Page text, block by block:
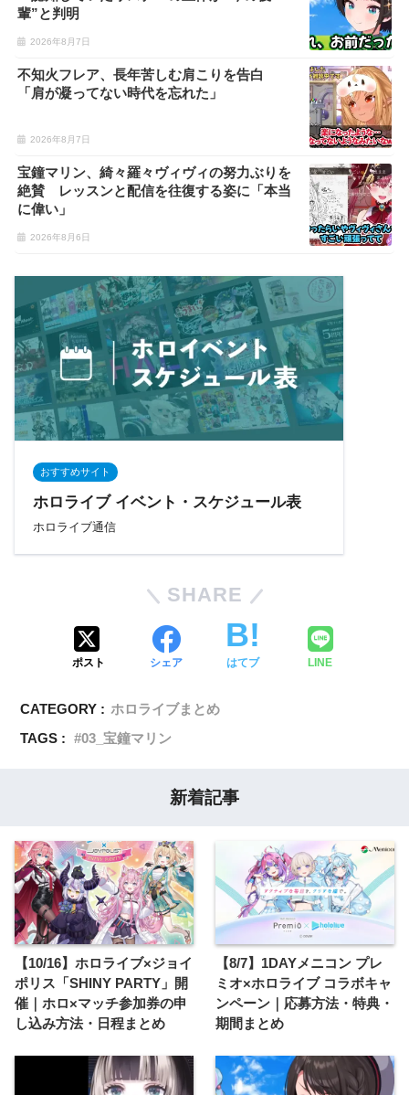
2026年8月7日
輩”と判明
2026年8月7日
不知火フレア、長年苦しむ肩こりを告白
「肩が凝ってない時代を忘れた」
2026年8月6日
宝鐘マリン、綺々羅々ヴィヴィの努力ぶりを
絶賛 レッスンと配信を往復する姿に「本当
に偉い」
おすすめサイト
ホロライブ イベント・スケジュール表
ホロライブ通信
SHARE
ポスト シェア はてブ LINE
CATEGORY : ホロライブまとめ
TAGS :
03_宝鐘マリン
新着記事
【10/16】ホロライブ×ジョイ
ポリス「SHINY PARTY」開
催｜ホロ×マッチ参加券の申
し込み方法・日程まとめ
【8/7】1DAYメニコン プレ
ミオ×ホロライブ コラボキャ
ンペーン｜応募方法・特典・
期間まとめ